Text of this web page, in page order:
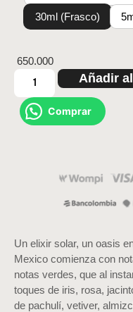
30ml (Frasco)
650.000
Añadir
Comprar
Un elixir solar, un oasis
Mexico comienza con
notas verdes, que al
toques de iris, rosa,
de pachulí, vetiver,